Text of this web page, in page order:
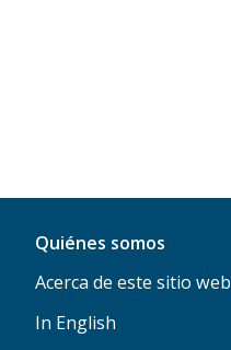
Quiénes somos
Acerca de este sitio web
In English